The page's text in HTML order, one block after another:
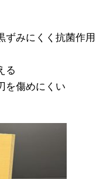
ずみにくく抗菌作用
る
を傷めにくい